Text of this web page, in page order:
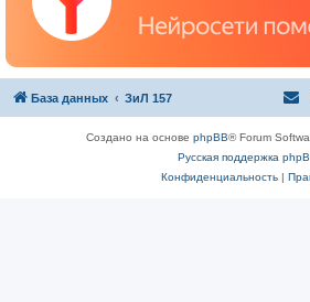
База данных ЗиЛ 157
Создано на основе phpBB® Forum
Русская поддержка
Конфиденциальность|